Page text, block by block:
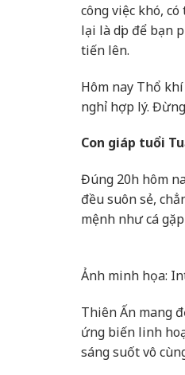
công việc khó,
lại là dịp để bạn
tiến lên.
Hôm nay Thổ
nghỉ hợp lý.
Con giáp tuổi
Đúng 20h hôm
đều suôn sẻ,
mệnh như cá
Ảnh minh họa:
Thiên Ấn mang
ứng biến linh
sáng suốt vô